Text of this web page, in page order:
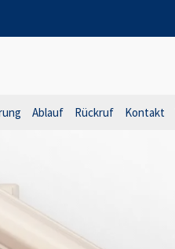
Ablauf Rückruf Kontakt